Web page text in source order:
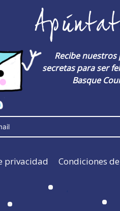
Recibe nuestros
secretas para ser
Basque
privacidad Condiciones